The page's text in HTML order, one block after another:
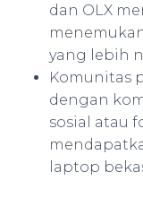
dan OLX
yang lebih
Komunitas
dengan
sosial atau
laptop